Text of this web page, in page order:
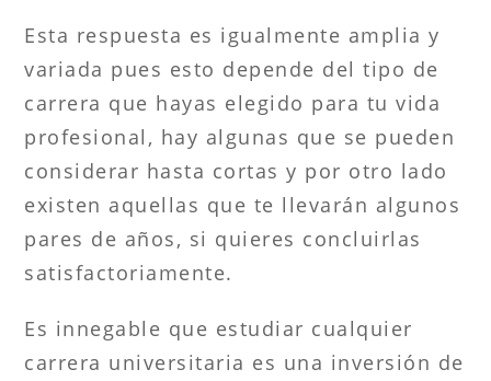
Esta respuesta es igualmente amplia y
variada pues esto depende del tipo de
carrera que hayas elegido para tu vida
profesional, hay algunas que se pueden
considerar hasta cortas y por otro lado
existen aquellas que te llevarán algunos
pares de años, si quieres concluirlas
satisfactoriamente.
Es innegable que estudiar cualquier
carrera universitaria es una inversión de